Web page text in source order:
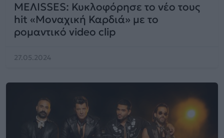
ΜΕΛΙSSES: Κυκλοφόρησε το νέο τους
hit «Μοναχική Καρδιά» με το
ρομαντικό video clip
27.05.2024